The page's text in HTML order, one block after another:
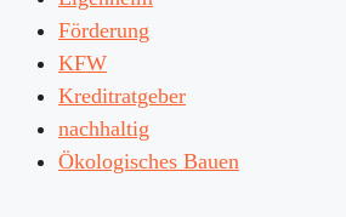
Förderung
KFW
Kreditratgeber
nachhaltig
Ökologisches Bauen